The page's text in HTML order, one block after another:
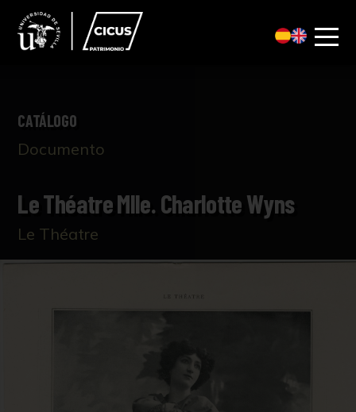
CATÁLOGO
Documento
Le Théatre Mlle. Charlotte Wyns
Le Théatre